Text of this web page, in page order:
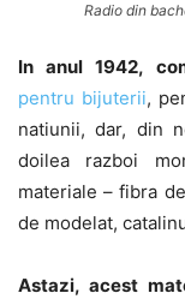
Radio din
In anul 1942,
pentru bijuterii,
natiunii, dar, din
doilea razboi
materiale – fibra
de modelat,
Astazi, acest